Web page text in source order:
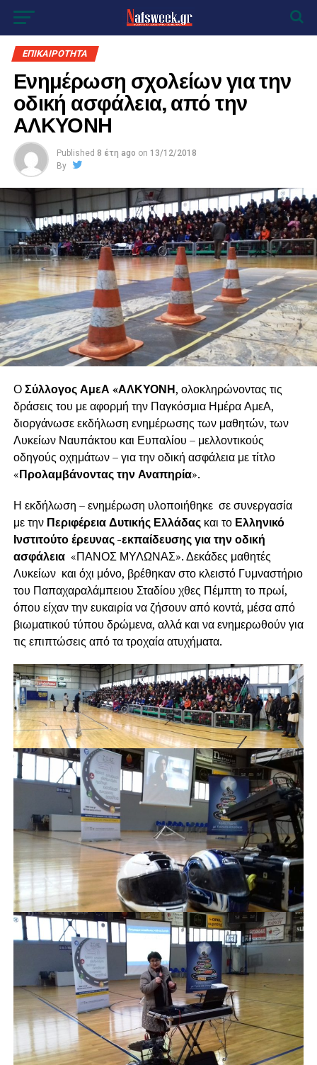
ΕΠΙΚΑΙΡΟΤΗΤΑ
Ενημέρωση σχολείων για την
οδική ασφάλεια, από την
ΑΛΚΥΟΝΗ
Published 8 έτη ago on 13/12/2018
By
ΟΣύλλογος ΑμεΑ «ΑΛΚΥΟΝΗ, ολοκληρώνοντας τις
δράσεις του με αφορμή την Παγκόσμια Ημέρα ΑμεΑ,
διοργάνωσε εκδήλωση ενημέρωσης των μαθητών, των
Λυκείων Ναυπάκτου και Ευπαλίου – μελλοντικούς
οδηγούς οχημάτων – για την οδική ασφάλεια με τίτλο
«Προλαμβάνοντας την Αναπηρία».
Η εκδήλωση – ενημέρωση υλοποιήθηκε σε συνεργασία
με την Περιφέρεια Δυτικής Ελλάδαςκαι το Ελληνικό
Ινστιτούτο έρευνας -εκπαίδευσης για την οδική
ασφάλεια«ΠΑΝΟΣ ΜΥΛΩΝΑΣ». Δεκάδες μαθητές
Λυκείων και όχι μόνο, βρέθηκαν στο κλειστό Γυμναστήριο
του Παπαχαραλάμπειου Σταδίου χθες Πέμπτη το πρωί,
όπου είχαν την ευκαιρία να ζήσουν από κοντά, μέσα από
βιωματικού τύπου δρώμενα, αλλά και να ενημερωθούν για
τις επιπτώσεις από τα τροχαία ατυχήματα.